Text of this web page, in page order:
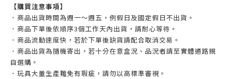
【購買注意事項】
．商品出貨時間為週一～週五，例假日及國定假日不出貨。
．商品下單後依順序3個工作天內出貨，請耐心等待。
．商品流動速度快，若於下單後缺貨請配合取消交易。
．商品出貨為隨機寄出，若十分在意盒況、品況者請至實體通路親
自選購。
．玩具大量生產難免有瑕疵，請勿以高標準審視。